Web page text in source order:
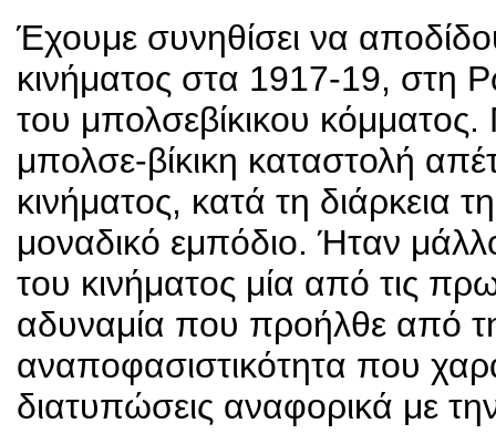
Έχουμε συνηθίσει να
κινήματος στα 1917-19, στη
του μπολσεβίκικου
μπολσε-βίκικη καταστολή
κινήματος, κατά τη διάρκεια
μοναδικό εμπόδιο. Ήταν
του κινήματος μία από τις
αδυναμία που προήλθε από
αναποφασιστικότητα που
διατυπώσεις αναφορικά με